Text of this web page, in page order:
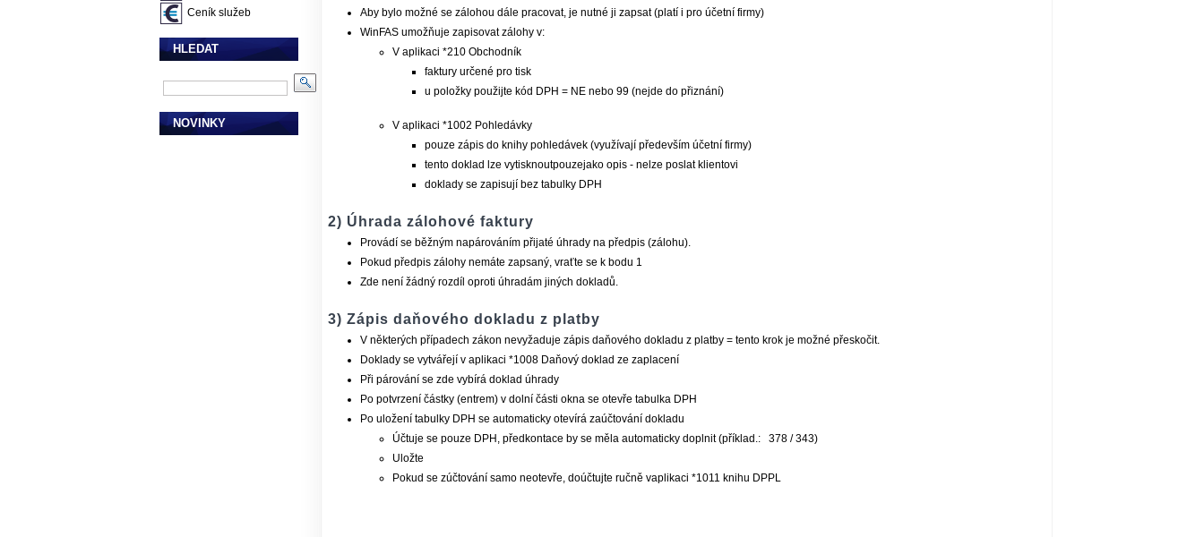
Ceník služeb
HLEDAT
NOVINKY
Aby bylo možné se zálohou dále pracovat, je nutné ji zapsat (platí i pro účetní firmy)
WinFAS umožňuje zapisovat zálohy v:
V aplikaci *210 Obchodník
faktury určené pro tisk
u položky použijte kód DPH = NE nebo 99 (nejde do přiznání)
V aplikaci *1002 Pohledávky
pouze zápis do knihy pohledávek (využívají především účetní firmy)
tento doklad lze vytisknoutpouzejako opis - nelze poslat klientovi
doklady se zapisují bez tabulky DPH
2) Úhrada zálohové faktury
Provádí se běžným napárováním přijaté úhrady na předpis (zálohu).
Pokud předpis zálohy nemáte zapsaný, vraťte se k bodu 1
Zde není žádný rozdíl oproti úhradám jiných dokladů.
3) Zápis daňového dokladu z platby
V některých případech zákon nevyžaduje zápis daňového dokladu z platby = tento krok je možné přeskočit.
Doklady se vytvářejí v aplikaci *1008 Daňový doklad ze zaplacení
Při párování se zde vybírá doklad úhrady
Po potvrzení částky (entrem) v dolní části okna se otevře tabulka DPH
Po uložení tabulky DPH se automaticky otevírá zaúčtování dokladu
Účtuje se pouze DPH, předkontace by se měla automaticky doplnit (příklad.: 378 / 343)
Uložte
Pokud se zúčtování samo neotevře, doúčtujte ručně vaplikaci *1011 knihu DPPL